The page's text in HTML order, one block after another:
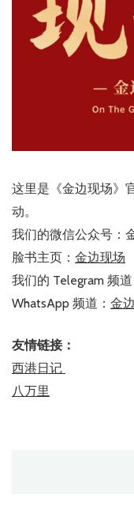
这里是《金边现场》
动。
我们的微信公众号：
脸书主页： 金边现场
我们的 Telegram 频道
WhatsApp 频道： 金
友情链接：
西港日记
八万里